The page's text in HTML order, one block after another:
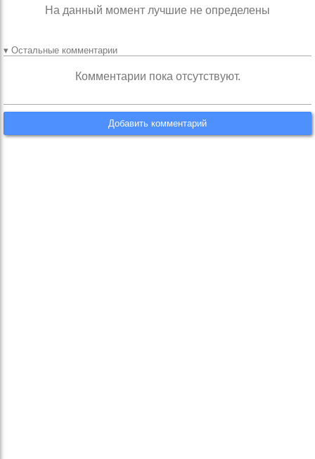
На данный момент лучшие не определены
▾ Остальные комментарии
Комментарии пока отсутствуют.
Добавить комментарий